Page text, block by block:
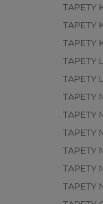
TAPETY
TAPETY
TAPETY
TAPETY
TAPETY
TAPETY
TAPETY
TAPETY
TAPETY
TAPETY
TAPETY